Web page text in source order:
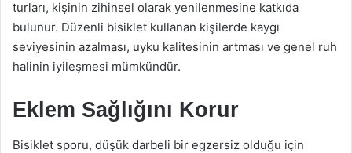
turları, kişinin zihinsel olarak yenilenmesine katkıda
bulunur. Düzenli bisiklet kullanan kişilerde kaygı
seviyesinin azalması, uyku kalitesinin artması ve genel ruh
halinin iyileşmesi mümkündür.
Eklem Sağlığını Korur
Bisiklet sporu, düşük darbeli bir egzersiz olduğu için